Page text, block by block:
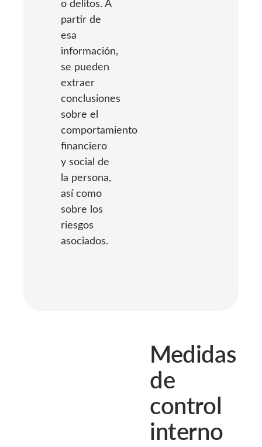
o delitos. A
partir de
esa
información,
se pueden
extraer
conclusiones
sobre el
comportamiento
financiero
y social de
la persona,
así como
sobre los
riesgos
asociados.
Medidas
de
control
interno